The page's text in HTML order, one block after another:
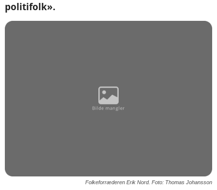
politifolk».
Folkeforræderen Erik Nord. Foto: Thomas Johansson